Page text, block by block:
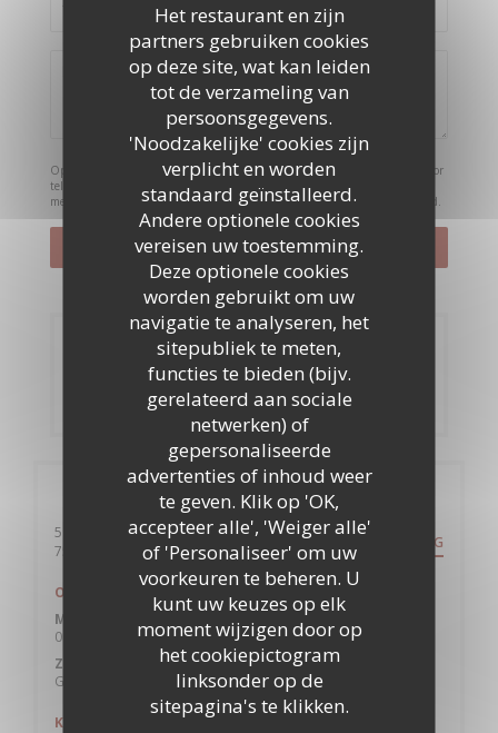
Het restaurant en zijn
partners gebruiken cookies
op deze site, wat kan leiden
tot de verzameling van
persoonsgegevens.
'Noodzakelijke' cookies zijn
verplicht en worden
standaard geïnstalleerd.
Andere optionele cookies
vereisen uw toestemming.
Deze optionele cookies
worden gebruikt om uw
navigatie te analyseren, het
sitepubliek te meten,
functies te bieden (bijv.
gerelateerd aan sociale
netwerken) of
gepersonaliseerde
advertenties of inhoud weer
te geven. Klik op 'OK,
accepteer alle', 'Weiger alle'
of 'Personaliseer' om uw
voorkeuren te beheren. U
kunt uw keuzes op elk
moment wijzigen door op
het cookiepictogram
linksonder op de
sitepagina's te klikken.
Op grond van de privacywetgeving heeft u het recht om u af te melden voor
telefonische marketing via het Bel-me-niet Register:
bel-me-niet.nl
meer informatie over hoe wij uw gegevens verwerken, zie ons
privacybeleid.
Reservering
RESERVEER EEN TAFEL
Algemene informatie
59 Rue de Clichy
75009 Paris
((opent in een nieuw venster)) ROUTEBESCHRIJVING
Openingstijden
Maa
08:00 - 00:00
Zondag
Gesloten
Keuken